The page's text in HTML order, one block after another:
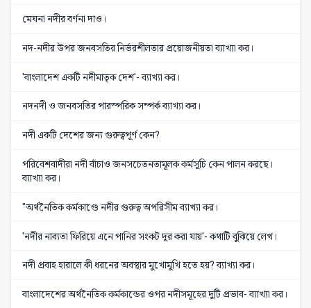
মেঘনা নদীর বর্ণনা দাও।
নদ-নদীর উপর জনবসতির নির্ভরশীলতার প্রয়োজনীয়তা ব্যাখ্যা কর।
'বাংলাদেশ একটি নদীমাতৃক দেশ'- ব্যাখ্যা কর।
নদনদী ও জনবসতির পারস্পরিক সম্পর্ক ব্যাখ্যা কর।
নদী একটি দেশের জন্য গুরুত্বপূর্ণ কেন?
পরিবেশবাদীরা নদী বাঁচাও জনসচেতনতামূলক কর্মসূচি কেন পালন করছে।
ব্যাখ্যা কর।
"অর্থনৈতিক কর্মকাণ্ডে নদীর গুরুত্ব অপরিসীম ব্যাখ্যা কর।
'নদীর নাব্যতা ফিরিয়ে এনে পানির সংকট দূর করা যায়'- কথাটি বুঝিয়ে লেখ।
নদী প্রবাহ হারালে কী ধরনের অবস্থার মুখোমুখি হতে হয়? ব্যাখ্যা কর।
বাংলাদেশের অর্থনৈতিক কর্মকান্ডের ওপর নদীসমূহের দুটি প্রভাব- ব্যাখ্যা কর।